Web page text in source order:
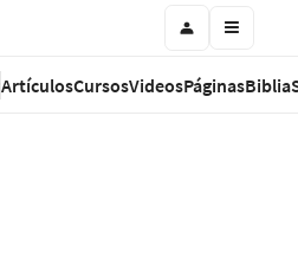
ArtículosCursosVideosPáginasBiblia